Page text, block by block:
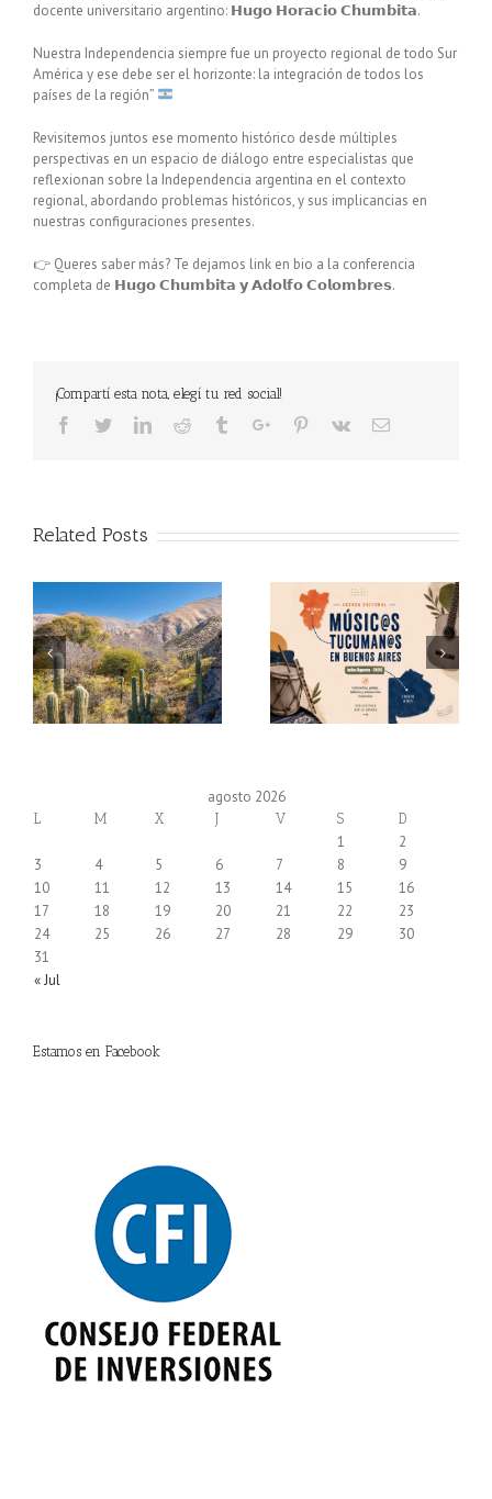
docente universitario argentino: 𝗛𝘂𝗴𝗼 𝗛𝗼𝗿𝗮𝗰𝗶𝗼 𝗖𝗵𝘂𝗺𝗯𝗶𝘁𝗮.
Nuestra Independencia siempre fue un proyecto regional de todo Sur
América y ese debe ser el horizonte: la integración de todos los
países de la región”
Revisitemos juntos ese momento histórico desde múltiples
perspectivas en un espacio de diálogo entre especialistas que
reflexionan sobre la Independencia argentina en el contexto
regional, abordando problemas históricos, y sus implicancias en
nuestras configuraciones presentes.
👉 Queres saber más? Te dejamos link en bio a la conferencia
completa de 𝗛𝘂𝗴𝗼 𝗖𝗵𝘂𝗺𝗯𝗶𝘁𝗮 𝘆 𝗔𝗱𝗼𝗹𝗳𝗼 𝗖𝗼𝗹𝗼𝗺𝗯𝗿𝗲𝘀.
¡Compartí esta nota, elegí tu red social!
Facebook
TwitterLinkedinReddit TumblrGoogle+Pinterest
Vk Email
Related Posts
agosto 2026
L M X J V S D
« Jul
1
2
3
4 5 6 7 8
9
10
11 12 13 14 15
16
17
18 19 20 21 22
23
24
25 26 27 28 29
30
31
Estamos en Facebook